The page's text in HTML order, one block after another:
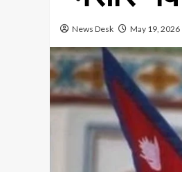
News Desk May 19, 2026